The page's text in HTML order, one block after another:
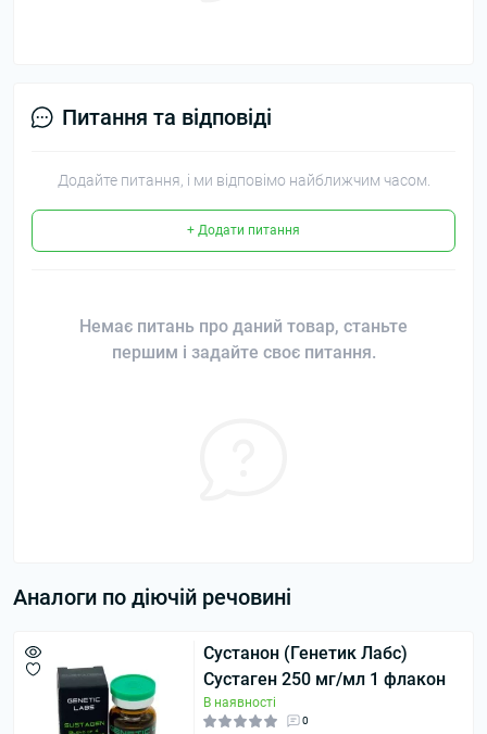
Питання та відповіді
Додайте питання, і ми відповімо найближчим часом.
+ Додати питання
Немає питань про даний товар, станьте
першим і задайте своє питання.
Аналоги по діючій речовині
Сустанон (Генетик Лабс)
Сустаген 250 мг/мл 1 флакон
В наявності
0